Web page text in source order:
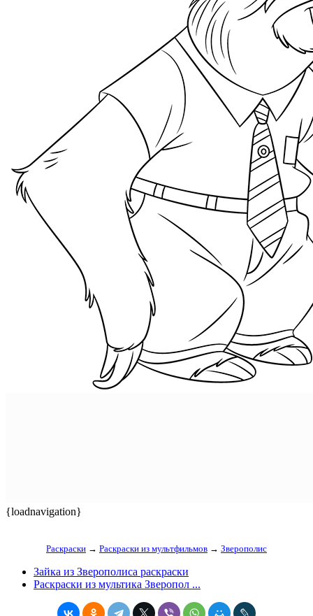
{loadnavigation}
Раскраски → Раскраски из мультфильмов → Зверополис
Зайка из Зверополиса раскраски
Раскраски из мультика Зверопол ...